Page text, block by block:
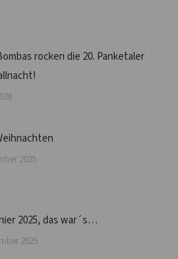
rocken die 20. Panketaler
2025
2025, das war´s…
2025